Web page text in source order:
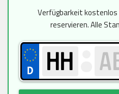
Verfügbarkeit kostenlos
reservieren. Alle